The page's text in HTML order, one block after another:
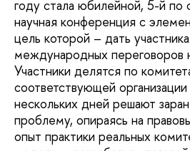
году стала юбилейной, 5-й по
научная конференция с
цель которой – дать
международных переговоров
Участники делятся по
соответствующей
нескольких дней решают
проблему, опираясь на
опыт практики реальных